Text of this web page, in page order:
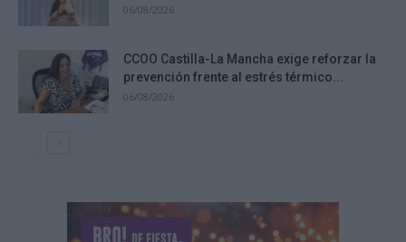
06/08/2026
CCOO Castilla-La Mancha exige reforzar la
prevención frente al estrés térmico...
06/08/2026